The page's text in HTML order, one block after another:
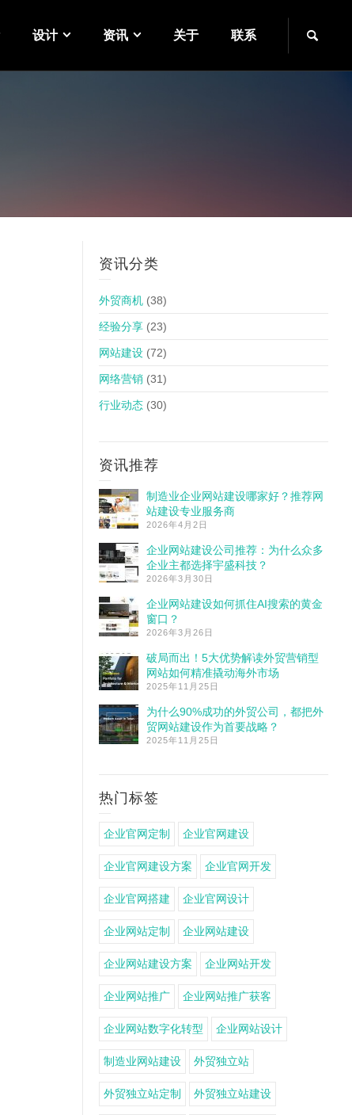
设计 资讯 关于 联系
资讯分类
外贸商机 (38)
经验分享 (23)
网站建设 (72)
网络营销 (31)
行业动态 (30)
资讯推荐
制造业企业网站建设哪家好？推荐网
站建设专业服务商
2026年4月2日
企业网站建设公司推荐：为什么众多
企业主都选择宇盛科技？
2026年3月30日
企业网站建设如何抓住AI搜索的黄金
窗口？
2026年3月26日
破局而出！5大优势解读外贸营销型
网站如何精准撬动海外市场
2025年11月25日
为什么90%成功的外贸公司，都把外
贸网站建设作为首要战略？
2025年11月25日
热门标签
企业官网定制 企业官网建设
企业官网建设方案 企业官网开发
企业官网搭建 企业官网设计
企业网站定制 企业网站建设
企业网站建设方案 企业网站开发
企业网站推广 企业网站推广获客
企业网站数字化转型 企业网站设计
制造业网站建设 外贸独立站
外贸独立站定制 外贸独立站建设